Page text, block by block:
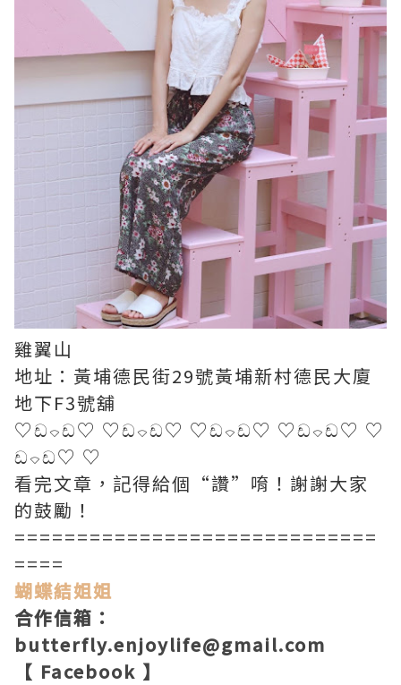
雞翼山
地址：黃埔德民街29號黃埔新村德民大廈
地下F3號舖
♡ඩ⌔ඩ♡ ♡ඩ⌔ඩ♡ ♡ඩ⌔ඩ♡ ♡ඩ⌔ඩ♡ ♡
ඩ⌔ඩ♡ ♡
看完文章，記得給個“讚”唷！ 謝謝大家
的鼓勵 ！
=============================
====
蝴蝶結姐姐
合作信箱：
butterfly.enjoylife@gmail.com
【 Facebook 】